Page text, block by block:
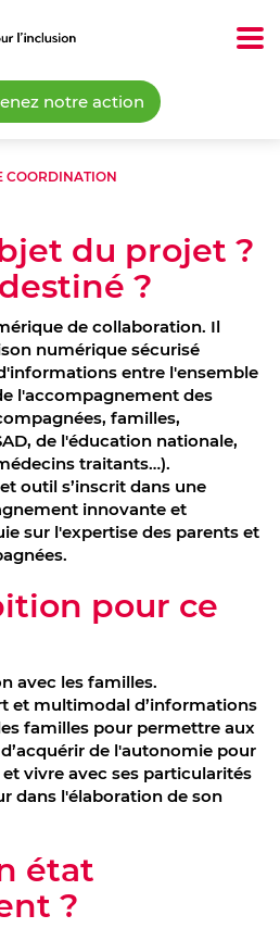
notre action
COORDINATION
du projet ?
?
de collaboration. Il
numérique sécurisé
entre l'ensemble
l'accompagnement des
familles,
de l'éducation nationale,
traitants…).
outil s’inscrit dans une
innovante et
sur l'expertise des parents et
pour ce
avec les familles.
et multimodal d’informations
familles pour permettre aux
de l'autonomie pour
vivre avec ses particularités
dans l'élaboration de son
état
?